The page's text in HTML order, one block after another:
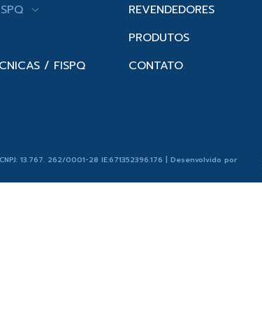
/ FISPQ
REVENDEDORES
PRODUTOS
CONTATO
13.767. 262/0001-28 IE:671352396.176 | Desenvolvido por